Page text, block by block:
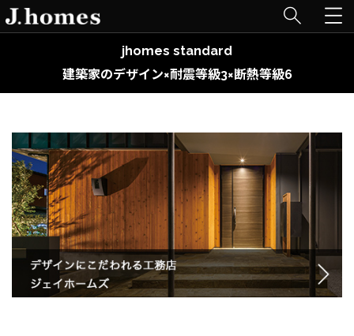
jhomes standard
建築家のデザイン×耐震等級3×断熱等級6